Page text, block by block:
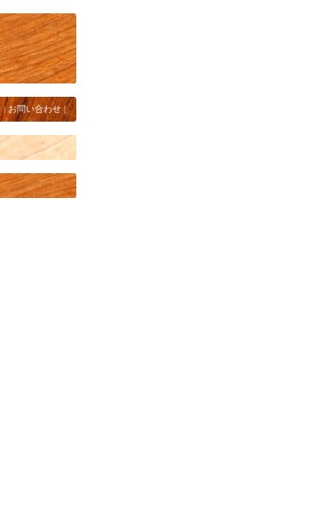
| お問い合わせ |